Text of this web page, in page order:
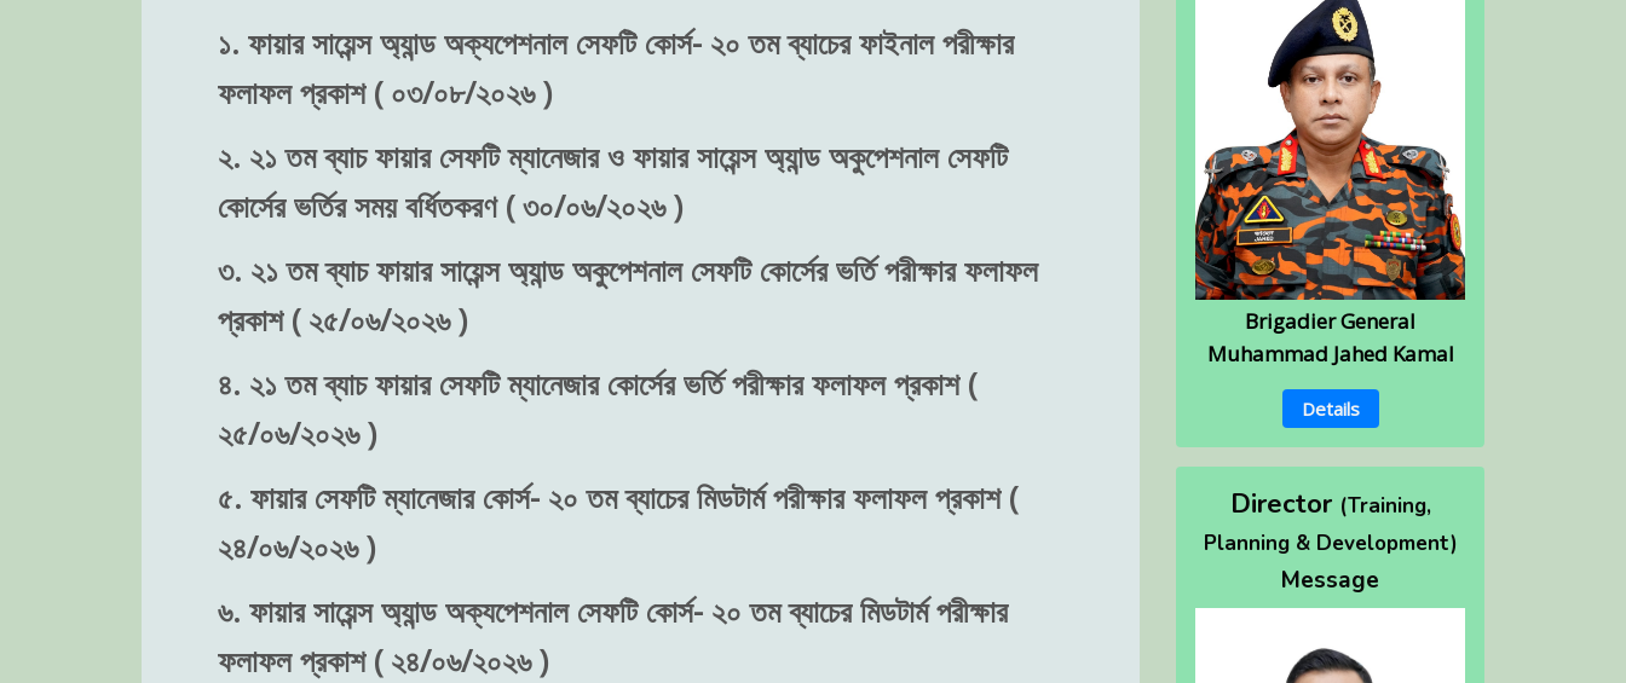
১. ফায়ার সায়েন্স অ্যান্ড অক্যপেশনাল সেফটি কোর্স- ২০ তম ব্যাচের ফাইনাল পরীক্ষার
ফলাফল প্রকাশ ( ০৩/০৮/২০২৬ )
২. ২১ তম ব্যাচ ফায়ার সেফটি ম্যানেজার ও ফায়ার সায়েন্স অ্যান্ড অকুপেশনাল সেফটি
কোর্সের ভর্তির সময় বর্ধিতকরণ ( ৩০/০৬/২০২৬ )
৩. ২১ তম ব্যাচ ফায়ার সায়েন্স অ্যান্ড অকুপেশনাল সেফটি কোর্সের ভর্তি পরীক্ষার ফলাফল
প্রকাশ ( ২৫/০৬/২০২৬ )
৪. ২১ তম ব্যাচ ফায়ার সেফটি ম্যানেজার কোর্সের ভর্তি পরীক্ষার ফলাফল প্রকাশ (
২৫/০৬/২০২৬ )
৫. ফায়ার সেফটি ম্যানেজার কোর্স- ২০ তম ব্যাচের মিডটার্ম পরীক্ষার ফলাফল প্রকাশ (
২৪/০৬/২০২৬ )
৬. ফায়ার সায়েন্স অ্যান্ড অক্যপেশনাল সেফটি কোর্স- ২০ তম ব্যাচের মিডটার্ম পরীক্ষার
ফলাফল প্রকাশ ( ২৪/০৬/২০২৬ )
Brigadier General
Muhammad Jahed Kamal
Details
Director (Training,
Planning & Development)
Message